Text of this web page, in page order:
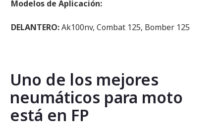
Modelos de Aplicación:
DELANTERO:Ak100nv, Combat 125, Bomber 125
Uno de los mejores
neumáticos para moto
está en FP